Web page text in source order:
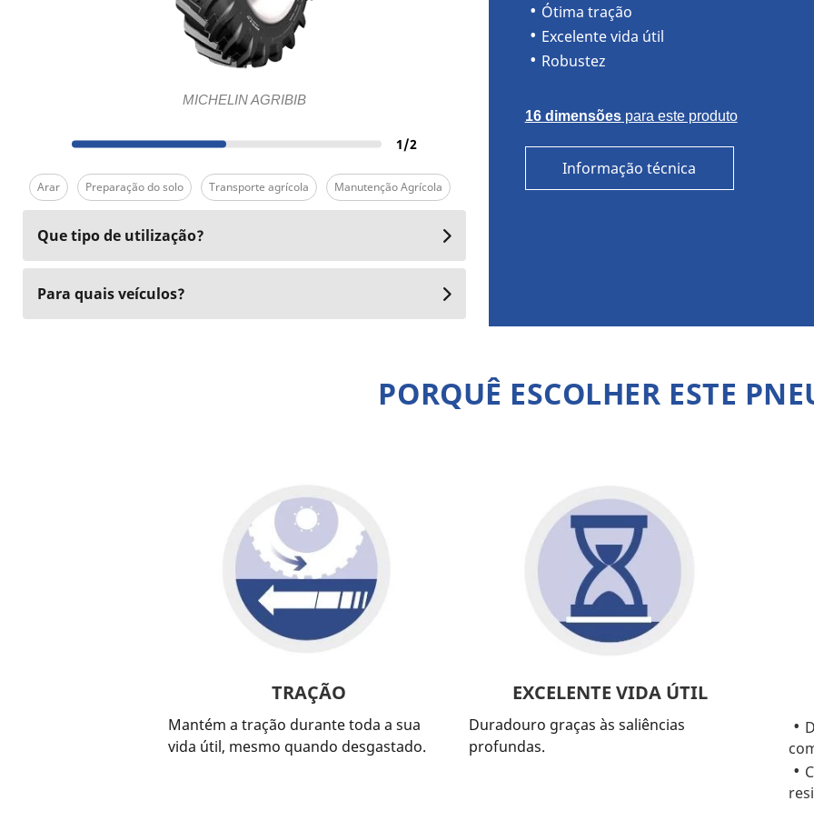
MICHELIN AGRIBIB
1/2
Arar Preparação do solo Transporte agrícola Manutenção Agrícola
Que tipo de utilização?
Para quais veículos?
Ótima tração
Excelente vida útil
Robustez
16 dimensõespara este produto
Informação técnica
PORQUÊ ESCOLHER ESTE
TRAÇÃO
Mantém a tração durante toda a sua
vida útil, mesmo quando desgastado.
EXCELENTE VIDA ÚTIL
Duradouro graças às saliências
profundas.